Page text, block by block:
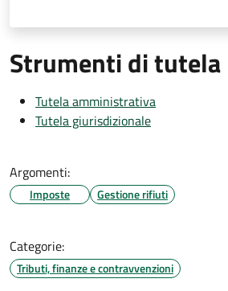
Strumenti di tutela
Tutela amministrativa
Tutela giurisdizionale
Argomenti:
Imposte Gestione rifiuti
Categorie:
Tributi, finanze e contravvenzioni